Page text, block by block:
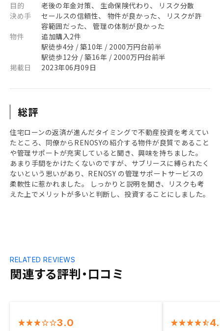
目的
老後の年金対策、 生命保険代わり、 リスク分散
決め手
セールスの信頼性、 物件が良かった、 リスクが許
容範囲だった、 管理の体制が良かった
物件
追加購入2件
駅徒歩4分 / 築10年 / 2000万円台前半
駅徒歩12分 / 築16年 / 2000万円台前半
掲載日
2023年06月09日
総評
住宅ローンの返済が進んだタイミングで不動産投資を考えてい
たところ、同僚からRENOSYの紹介する物件が良質であること
や管理サポートが充実していると聞き、興味を持ちました。
あまり手間をかけたくないのですが、サブリースに縛られたく
ないという思いがあり、RENOSY の管理サポートサービスの
柔軟性に惹かれました。 しっかりと説明を聞き、リスクも考
えた上でメリットが多いと判断し、投資することにしました。
関連する評判・口コミ
RELATED REVIEWS
3.0